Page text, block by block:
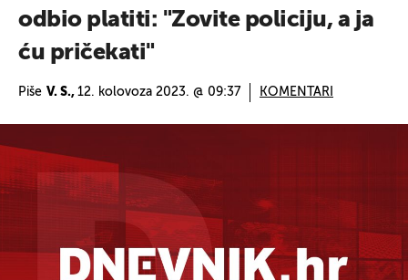
odbio platiti: "Zovite policiju, a ja
ću pričekati"
Piše V. S., 12. kolovoza 2023. @ 09:37 KOMENTARI